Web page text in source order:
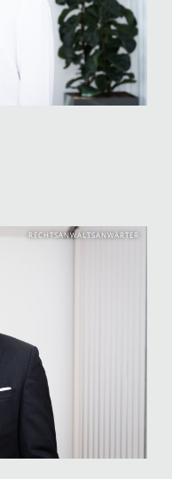
RECHTSANWALTSANWÄRTER